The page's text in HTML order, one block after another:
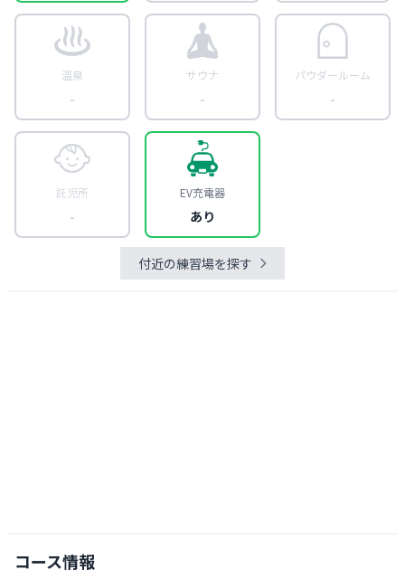
温泉
-
サウナ
-
パウダールーム
-
託児所
-
EV充電器
あり
付近の練習場を探す
コース情報